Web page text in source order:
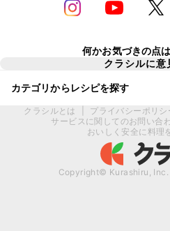
何かお気づきの点
クラシルに意
カテゴリからレシピを探す
クラシルとは プライバシーポリシ
サービスに関してのお問い合
おいしく安全に料理
Copyright© Kurashiru, Inc.